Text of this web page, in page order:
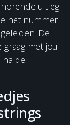
uitleg
het nummer
De
met jou
de